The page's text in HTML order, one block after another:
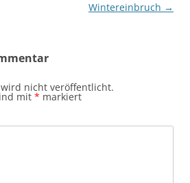
Wintereinbruch →
nicht veröffentlicht.
mit * markiert